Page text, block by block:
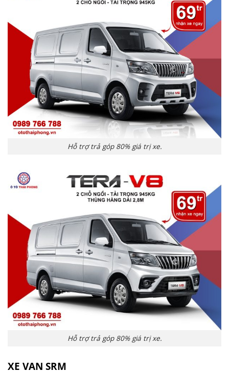
Hỗ trợ trả góp 80% giá trị xe.
Hỗ trợ trả góp 80% giá trị xe.
XE VAN SRM